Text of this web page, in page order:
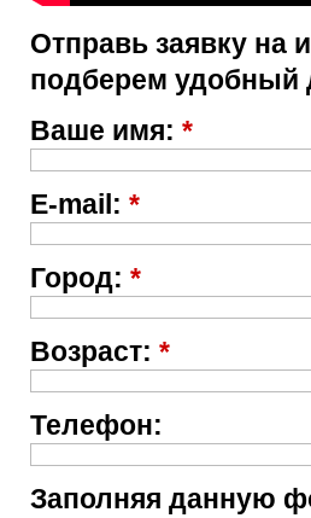
Отправь заявку на
подберем удобный
Ваше имя: *
E-mail: *
Город: *
Возраст: *
Телефон:
Заполняя данную